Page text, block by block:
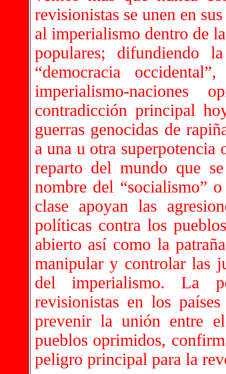
revisionistas se unen en
al imperialismo dentro de
populares; difundiendo
“democracia
imperialismo-
contradicción principal
guerras genocidas de
a una u otra
reparto del mundo que
nombre del “socialismo”
clase apoyan las
políticas contra los
abierto así como la
manipular y controlar las
del imperialismo. La
revisionistas en los
prevenir la unión entre
pueblos oprimidos,
peligro principal para la